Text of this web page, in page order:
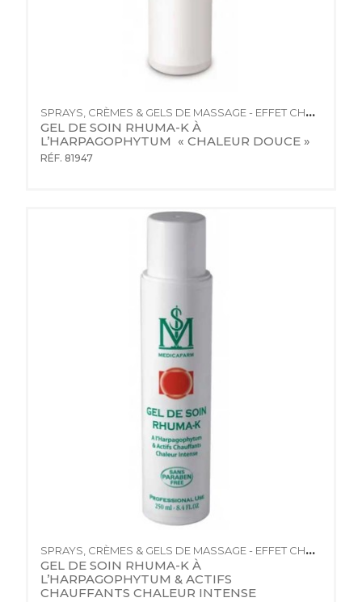
SPRAYS, CRÈMES & GELS DE MASSAGE - EFFET CHAUD
GEL DE SOIN RHUMA-K À
L’HARPAGOPHYTUM  « CHALEUR DOUCE »
RÉF. 81947
SPRAYS, CRÈMES & GELS DE MASSAGE - EFFET CHAUD
GEL DE SOIN RHUMA-K À
L’HARPAGOPHYTUM & ACTIFS
CHAUFFANTS CHALEUR INTENSE